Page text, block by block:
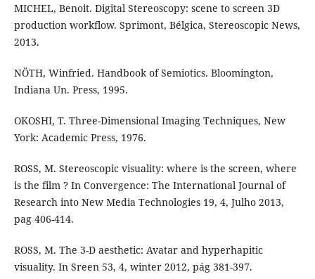
MICHEL, Benoit. Digital Stereoscopy: scene to screen 3D
production workflow. Sprimont, Bélgica, Stereoscopic News,
2013.
NÖTH, Winfried. Handbook of Semiotics. Bloomington,
Indiana Un. Press, 1995.
OKOSHI, T. Three-Dimensional Imaging Techniques, New
York: Academic Press, 1976.
ROSS, M. Stereoscopic visuality: where is the screen, where
is the film ? In Convergence: The International Journal of
Research into New Media Technologies 19, 4, Julho 2013,
pag 406-414.
ROSS, M. The 3-D aesthetic: Avatar and hyperhapitic
visuality. In Sreen 53, 4, winter 2012, pág 381-397.